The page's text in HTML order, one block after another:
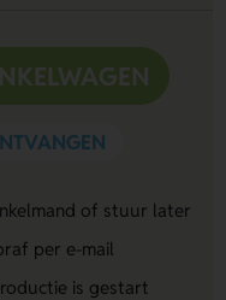
of stuur later
per e-mail
is gestart